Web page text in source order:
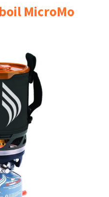
MicroMo